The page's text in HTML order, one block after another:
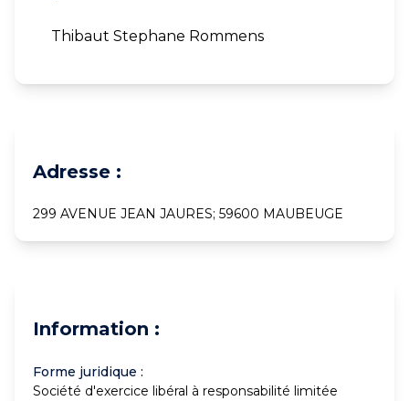
Thibaut Stephane Rommens
Adresse :
299 AVENUE JEAN JAURES; 59600 MAUBEUGE
Information :
Forme juridique :
Société d'exercice libéral à responsabilité limitée